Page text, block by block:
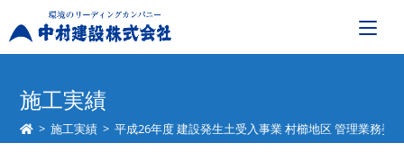
施工実績
> 施工実績 > 平成26年度 建設発生土受入事業 村櫛地区 管理業務委